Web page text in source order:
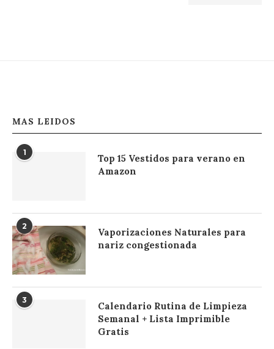
MAS LEIDOS
1
Top 15 Vestidos para verano en
Amazon
2
Vaporizaciones Naturales para
nariz congestionada
3
Calendario Rutina de Limpieza
Semanal + Lista Imprimible
Gratis